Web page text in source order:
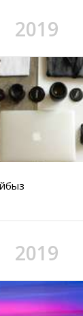
2019
2019